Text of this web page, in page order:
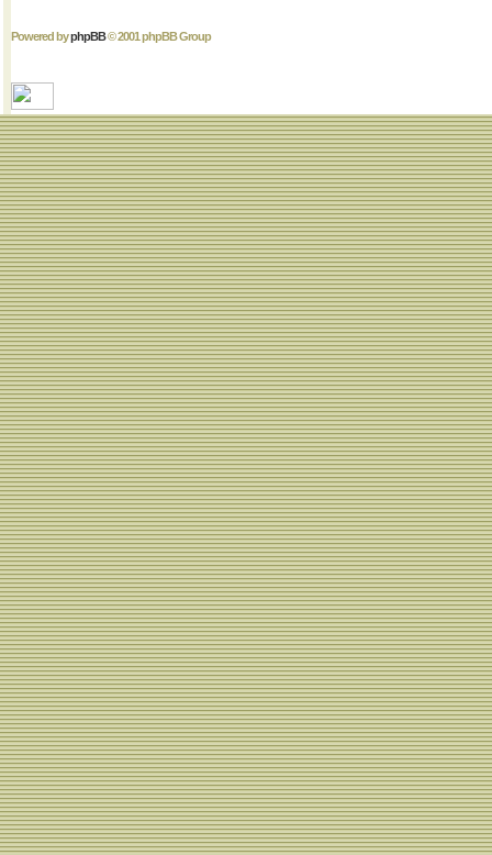
Powered byphpBB© 2001 phpBB Group